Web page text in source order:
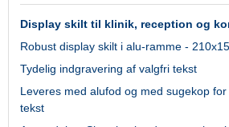
Display skilt til klinik, reception og
Robust display skilt i alu-ramme -
Tydelig indgravering af valgfri tekst
Leveres med alufod og med sugekop
tekst